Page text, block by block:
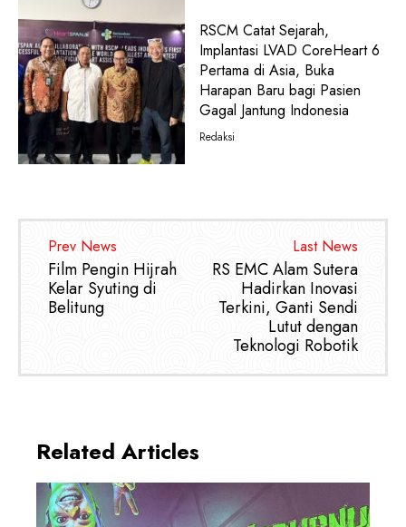
RSCM Catat Sejarah,
Implantasi LVAD CoreHeart 6
Pertama di Asia, Buka
Harapan Baru bagi Pasien
Gagal Jantung Indonesia
Redaksi
Prev News
Film Pengin Hijrah
Kelar Syuting di
Belitung
Last News
RS EMC Alam Sutera
Hadirkan Inovasi
Terkini, Ganti Sendi
Lutut dengan
Teknologi Robotik
Related Articles